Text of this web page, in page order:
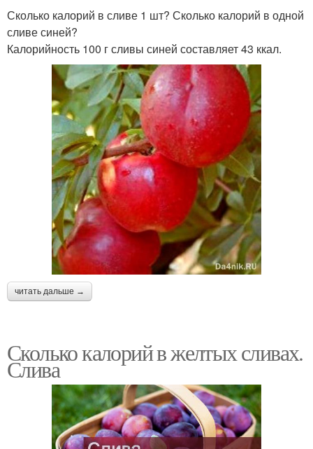
Сколько калорий в сливе 1 шт? Сколько калорий в одной
сливе синей?
Калорийность 100 г сливы синей составляет 43 ккал.
читать дальше →
Сколько калорий в желтых сливах.
Слива